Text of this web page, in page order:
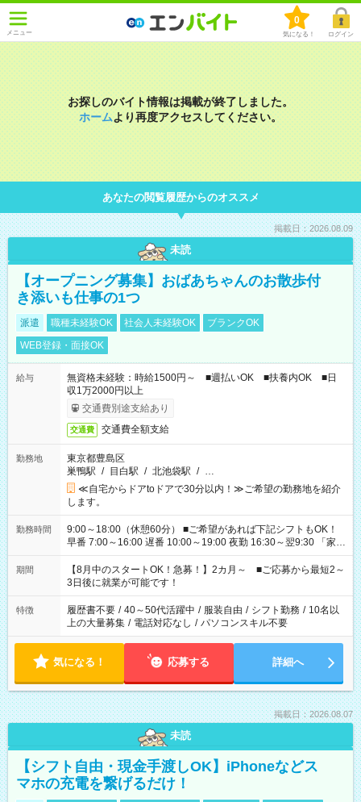
メニュー
0
気になる！ ログイン
お探しのバイト情報は掲載が終了しました。
ホームより再度アクセスしてください。
あなたの閲覧履歴からのオススメ
掲載日：2026.08.09
未読
【オープニング募集】おばあちゃんのお散歩付
き添いも仕事の1つ
派遣 職種未経験OK 社会人未経験OK
ブランクOK
WEB登録・面接OK
給与
無資格未経験：時給1500円～ ■週払いOK ■扶養内OK ■日
収1万2000円以上
交通費別途支給あり
交通費 交通費全額支給
勤務地
東京都豊島区
巣鴨駅 / 目白駅 / 北池袋駅 / …
≪自宅からドアtoドアで30分以内！≫ご希望の勤務地を紹介
します。
勤務時間
9:00～18:00（休憩60分） ■ご希望があれば下記シフトもOK！
早番 7:00～16:00 遅番 10:00～19:00 夜勤 16:30～翌9:30 「家族
と休みを合わせたい」 「余裕を持って夕飯の準備がしたい」
「できれば残業はしたくない」 など、ご希望を教えてください
ね。 ※Wワーク希望の方へ 今ご覧のお仕事で希望する勤務時間
と、もう1つのお仕事の勤務時間。 合計で週40時間を超える場
合は応募できません。
期間
【8月中のスタートOK！急募！】2カ月～ ■ご応募から最短2～
3日後に就業が可能です！
特徴 履歴書不要 / 40～50代活躍中 / 服装自由 / シフト勤務 / 10名以
上の大量募集 / 電話対応なし / パソコンスキル不要
気になる！ 応募する 詳細へ
掲載日：2026.08.07
未読
【シフト自由・現金手渡しOK】iPhoneなどス
マホの充電を繋げるだけ！